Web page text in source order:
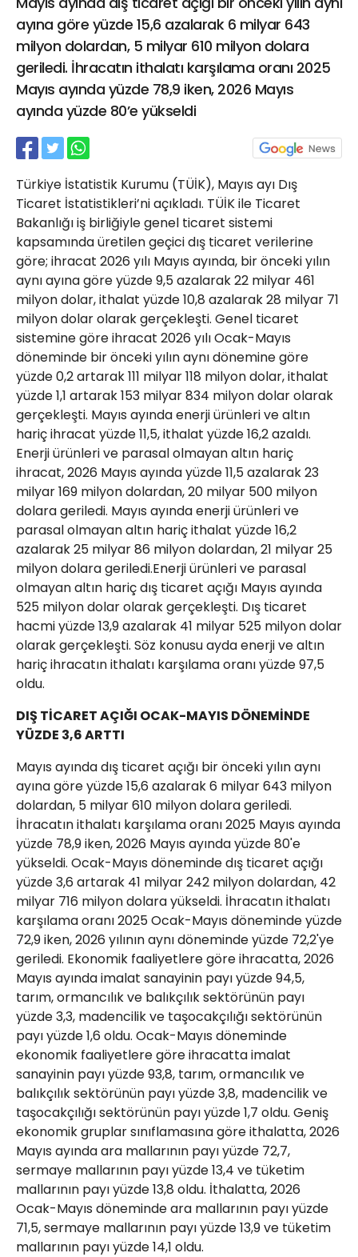
ayına göre yüzde 15,6 azalarak 6 milyar 643
milyon dolardan, 5 milyar 610 milyon dolara
geriledi. İhracatın ithalatı karşılama oranı 2025
Mayıs ayında yüzde 78,9 iken, 2026 Mayıs
ayında yüzde 80’e yükseldi
Türkiye İstatistik Kurumu (TÜİK), Mayıs ayı Dış
Ticaret İstatistikleri’ni açıkladı. TÜİK ile Ticaret
Bakanlığı iş birliğiyle genel ticaret sistemi
kapsamında üretilen geçici dış ticaret verilerine
göre; ihracat 2026 yılı Mayıs ayında, bir önceki yılın
aynı ayına göre yüzde 9,5 azalarak 22 milyar 461
milyon dolar, ithalat yüzde 10,8 azalarak 28 milyar 71
milyon dolar olarak gerçekleşti. Genel ticaret
sistemine göre ihracat 2026 yılı Ocak-Mayıs
döneminde bir önceki yılın aynı dönemine göre
yüzde 0,2 artarak 111 milyar 118 milyon dolar, ithalat
yüzde 1,1 artarak 153 milyar 834 milyon dolar olarak
gerçekleşti. Mayıs ayında enerji ürünleri ve altın
hariç ihracat yüzde 11,5, ithalat yüzde 16,2 azaldı.
Enerji ürünleri ve parasal olmayan altın hariç
ihracat, 2026 Mayıs ayında yüzde 11,5 azalarak 23
milyar 169 milyon dolardan, 20 milyar 500 milyon
dolara geriledi. Mayıs ayında enerji ürünleri ve
parasal olmayan altın hariç ithalat yüzde 16,2
azalarak 25 milyar 86 milyon dolardan, 21 milyar 25
milyon dolara geriledi.Enerji ürünleri ve parasal
olmayan altın hariç dış ticaret açığı Mayıs ayında
525 milyon dolar olarak gerçekleşti. Dış ticaret
hacmi yüzde 13,9 azalarak 41 milyar 525 milyon dolar
olarak gerçekleşti. Söz konusu ayda enerji ve altın
hariç ihracatın ithalatı karşılama oranı yüzde 97,5
oldu.
DIŞ TİCARET AÇIĞI OCAK-MAYIS DÖNEMİNDE
YÜZDE 3,6 ARTTI
Mayıs ayında dış ticaret açığı bir önceki yılın aynı
ayına göre yüzde 15,6 azalarak 6 milyar 643 milyon
dolardan, 5 milyar 610 milyon dolara geriledi.
İhracatın ithalatı karşılama oranı 2025 Mayıs ayında
yüzde 78,9 iken, 2026 Mayıs ayında yüzde 80'e
yükseldi. Ocak-Mayıs döneminde dış ticaret açığı
yüzde 3,6 artarak 41 milyar 242 milyon dolardan, 42
milyar 716 milyon dolara yükseldi. İhracatın ithalatı
karşılama oranı 2025 Ocak-Mayıs döneminde yüzde
72,9 iken, 2026 yılının aynı döneminde yüzde 72,2'ye
geriledi. Ekonomik faaliyetlere göre ihracatta, 2026
Mayıs ayında imalat sanayinin payı yüzde 94,5,
tarım, ormancılık ve balıkçılık sektörünün payı
yüzde 3,3, madencilik ve taşocakçılığı sektörünün
payı yüzde 1,6 oldu. Ocak-Mayıs döneminde
ekonomik faaliyetlere göre ihracatta imalat
sanayinin payı yüzde 93,8, tarım, ormancılık ve
balıkçılık sektörünün payı yüzde 3,8, madencilik ve
taşocakçılığı sektörünün payı yüzde 1,7 oldu. Geniş
ekonomik gruplar sınıflamasına göre ithalatta, 2026
Mayıs ayında ara mallarının payı yüzde 72,7,
sermaye mallarının payı yüzde 13,4 ve tüketim
mallarının payı yüzde 13,8 oldu. İthalatta, 2026
Ocak-Mayıs döneminde ara mallarının payı yüzde
71,5, sermaye mallarının payı yüzde 13,9 ve tüketim
mallarının payı yüzde 14,1 oldu.
21 Gölcük
02624132333
haber@golcukpostasi.com